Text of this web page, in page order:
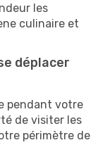
les
culinaire et
déplacer
pendant votre
de visiter les
périmètre de